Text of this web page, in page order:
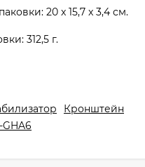
20 x 15,7 x 3,4 см.
312,5 г.
Кронштейн